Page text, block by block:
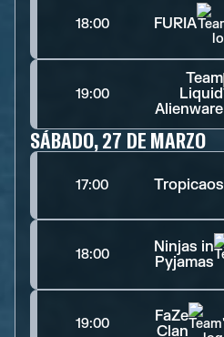
18:00 FURIA
19:00
Team
Liquid
Alienware
SÁBADO, 27 DE MARZO
17:00 Tropicaos
18:00
Ninjas in
Pyjamas
19:00
FaZe
Clan